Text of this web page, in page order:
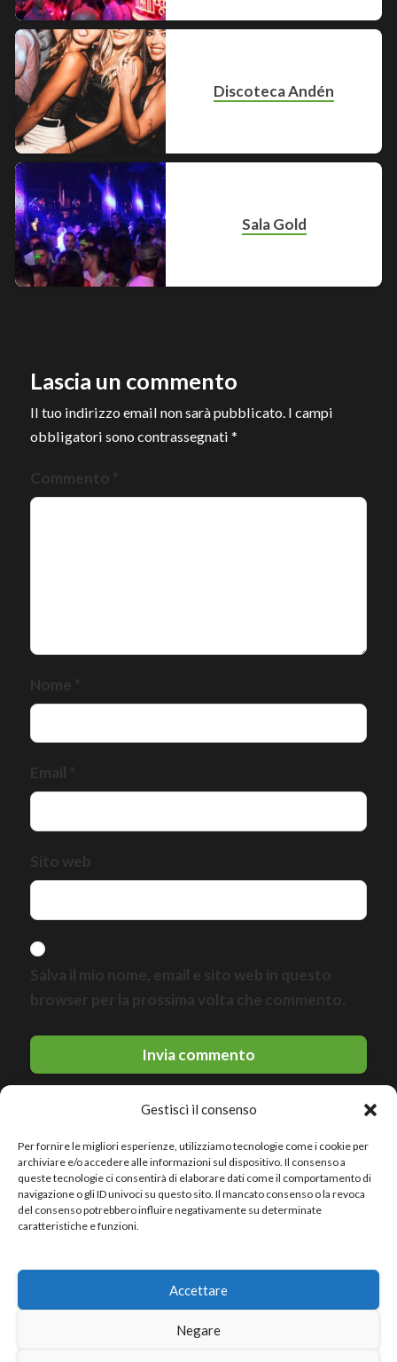
Gestisci il consenso
Per fornire le migliori esperienze, utilizziamo tecnologie come i cookie per
archiviare e/o accedere alle informazioni sul dispositivo. Il consenso a
queste tecnologie ci consentirà di elaborare dati come il comportamento di
navigazione o gli ID univoci su questo sito. Il mancato consenso o la revoca
del consenso potrebbero influire negativamente su determinate
caratteristiche e funzioni.
Accettare
Negare
Discoteca Andén
Sala Gold
Lascia un commento
Il tuo indirizzo email non sarà pubblicato. I campi
obbligatori sono contrassegnati *
Commento
Nome
Sito web
Salva il mio nome, email e sito web in questo
browser per la prossima volta che commento.
© 2026 Le migliori discoteche · All rights reserved
Avviso legale
Politica sui cookie